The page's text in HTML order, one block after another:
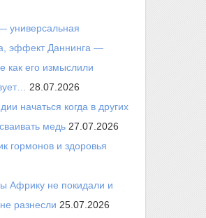
универсальная
эффект Даннинга —
как его измыслили
28.07.2026
начаться когда в других
медь 27.07.2026
гормонов и здоровья
Африку не покидали и
разнесли 25.07.2026